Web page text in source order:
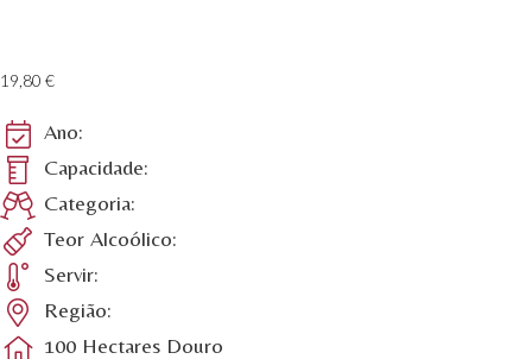
19,80 €
Ano:
Capacidade:
Categoria:
Teor Alcoólico:
Servir:
Região:
100 Hectares Douro